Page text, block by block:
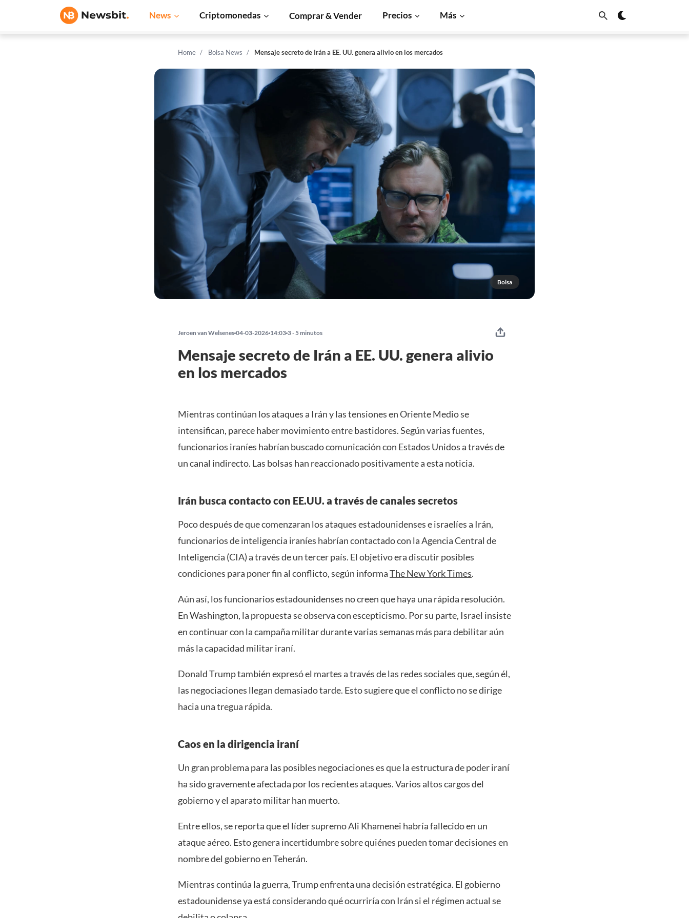
News Criptomonedas Comprar & Vender Precios Más
Home Bolsa News Mensaje secreto de Irán a EE. UU. genera alivio en los mercados
Bolsa
Jeroen van Welsenes 04-03-2026 14:03 3 - 5 minutos
Mensaje secreto de Irán a EE. UU. genera alivio
en los mercados
Mientras continúan los ataques a Irán y las tensiones en Oriente Medio se
intensifican, parece haber movimiento entre bastidores. Según varias fuentes,
funcionarios iraníes habrían buscado comunicación con Estados Unidos a través de
un canal indirecto. Las bolsas han reaccionado positivamente a esta noticia.
Irán busca contacto con EE.UU. a través de canales secretos
Poco después de que comenzaran los ataques estadounidenses e israelíes a Irán,
funcionarios de inteligencia iraníes habrían contactado con la Agencia Central de
Inteligencia (CIA) a través de un tercer país. El objetivo era discutir posibles
condiciones para poner fin al conflicto, según informaThe New York Times.
Aún así, los funcionarios estadounidenses no creen que haya una rápida resolución.
En Washington, la propuesta se observa con escepticismo. Por su parte, Israel insiste
en continuar con la campaña militar durante varias semanas más para debilitar aún
más la capacidad militar iraní.
Donald Trump también expresó el martes a través de las redes sociales que, según él,
las negociaciones llegan demasiado tarde. Esto sugiere que el conflicto no se dirige
hacia una tregua rápida.
Caos en la dirigencia iraní
Un gran problema para las posibles negociaciones es que la estructura de poder iraní
ha sido gravemente afectada por los recientes ataques. Varios altos cargos del
gobierno y el aparato militar han muerto.
Entre ellos, se reporta que el líder supremo Ali Khamenei habría fallecido en un
ataque aéreo. Esto genera incertidumbre sobre quiénes pueden tomar decisiones en
nombre del gobierno en Teherán.
Mientras continúa la guerra, Trump enfrenta una decisión estratégica. El gobierno
estadounidense ya está considerando qué ocurriría con Irán si el régimen actual se